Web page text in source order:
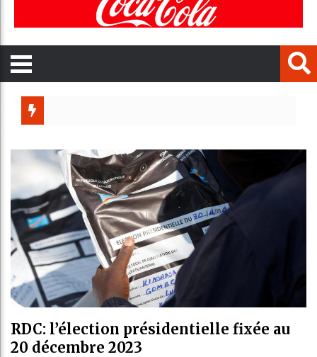
Bénin :
RDC: l’élection présidentielle fixée au
20 décembre 2023